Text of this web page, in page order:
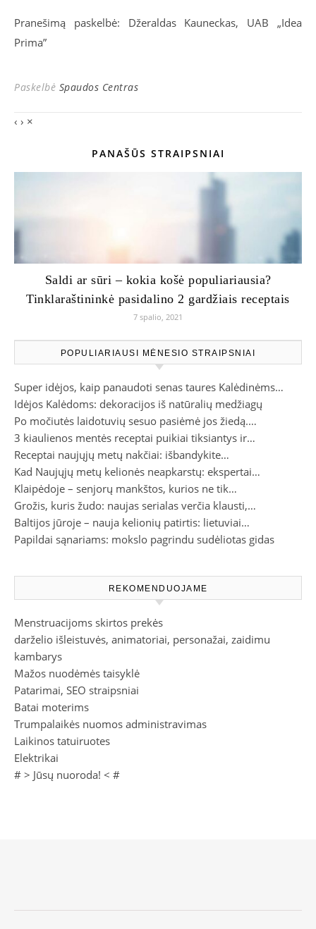
Pranešimą paskelbė: Džeraldas Kauneckas, UAB „Idea
Prima”
Paskelbė Spaudos Centras
‹ › ×
PANAŠŪS STRAIPSNIAI
Saldi ar sūri – kokia košė populiariausia?
Tinklaraštininkė pasidalino 2 gardžiais receptais
7 spalio, 2021
POPULIARIAUSI MĖNESIO STRAIPSNIAI
Super idėjos, kaip panaudoti senas taures Kalėdinėms…
Idėjos Kalėdoms: dekoracijos iš natūralių medžiagų
Po močiutės laidotuvių sesuo pasiėmė jos žiedą.…
3 kiaulienos mentės receptai puikiai tiksiantys ir…
Receptai naujųjų metų nakčiai: išbandykite…
Kad Naujųjų metų kelionės neapkarstų: ekspertai…
Klaipėdoje – senjorų mankštos, kurios ne tik…
Grožis, kuris žudo: naujas serialas verčia klausti,…
Baltijos jūroje – nauja kelionių patirtis: lietuviai…
Papildai sąnariams: mokslo pagrindu sudėliotas gidas
REKOMENDUOJAME
Menstruacijoms skirtos prekės
darželio išleistuvės, animatoriai, personažai, zaidimu
kambarys
Mažos nuodėmės taisyklė
Patarimai, SEO straipsniai
Batai moterims
Trumpalaikės nuomos administravimas
Laikinos tatuiruotes
Elektrikai
# > Jūsų nuoroda! < #